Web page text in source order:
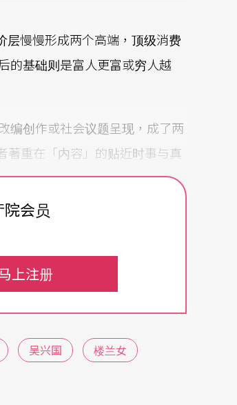
层慢慢形成两个高端，顶级消费
的基础则是富人更富或穷人越
编创作或社会议题呈现，成了两
著重在「内容」的贴近时事与真
克白》的《欲望城国》开始，就
女》，更是台湾艺文界十四年前
的音乐，加上吴兴国与林秀伟
的，它可以让我们发现经典的
会员
上注册
吴兴国
楼兰女